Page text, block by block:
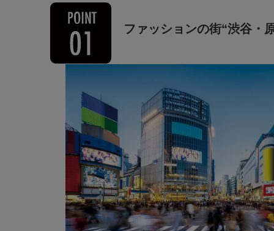
ファッションの街“渋谷・